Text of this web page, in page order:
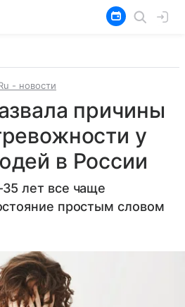
- новости
причины
у
в России
лет все чаще
простым словом